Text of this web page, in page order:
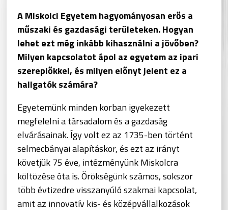
A Miskolci Egyetem hagyományosan erős a
műszaki és gazdasági területeken. Hogyan
lehet ezt még inkább kihasználni a jövőben?
Milyen kapcsolatot ápol az egyetem az ipari
szereplőkkel, és milyen előnyt jelent ez a
hallgatók számára?
Egyetemünk minden korban igyekezett
megfelelni a társadalom és a gazdaság
elvárásainak. Így volt ez az 1735-ben történt
selmecbányai alapításkor, és ezt az irányt
követjük 75 éve, intézményünk Miskolcra
költözése óta is. Örökségünk számos, sokszor
több évtizedre visszanyúló szakmai kapcsolat,
amit az innovatív kis- és középvállalkozások